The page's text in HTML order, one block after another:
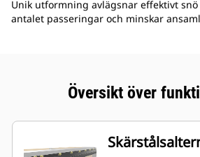
Unik utformning avlägsnar effektivt
antalet passeringar och minskar
Översikt över